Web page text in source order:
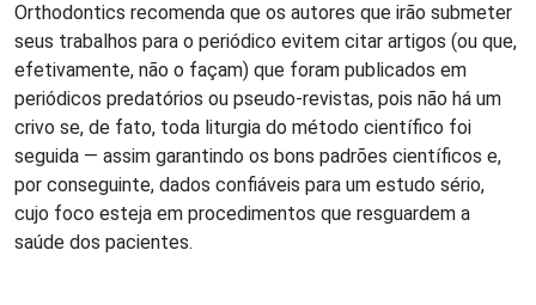
Orthodontics recomenda que os autores que irão submeter
seus trabalhos para o periódico evitem citar artigos (ou que,
efetivamente, não o façam) que foram publicados em
periódicos predatórios ou pseudo-revistas, pois não há um
crivo se, de fato, toda liturgia do método científico foi
seguida — assim garantindo os bons padrões científicos e,
por conseguinte, dados confiáveis para um estudo sério,
cujo foco esteja em procedimentos que resguardem a
saúde dos pacientes.